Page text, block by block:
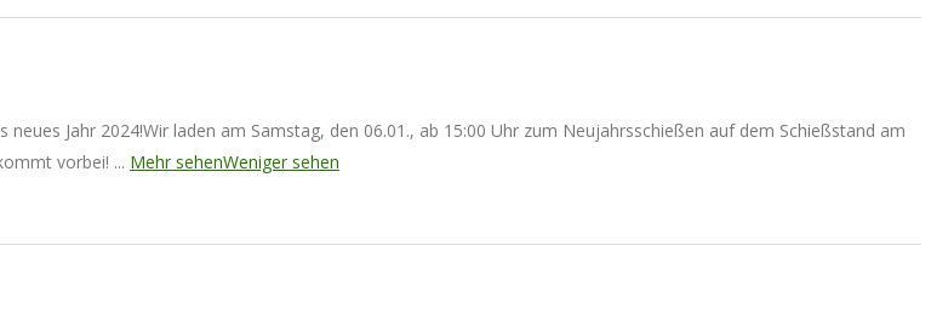
neues Jahr 2024!Wir laden am Samstag, den 06.01., ab 15:00 Uhr zum Neujahrsschießen auf dem Schießstand am
vorbei! ... Mehr sehenWeniger sehen